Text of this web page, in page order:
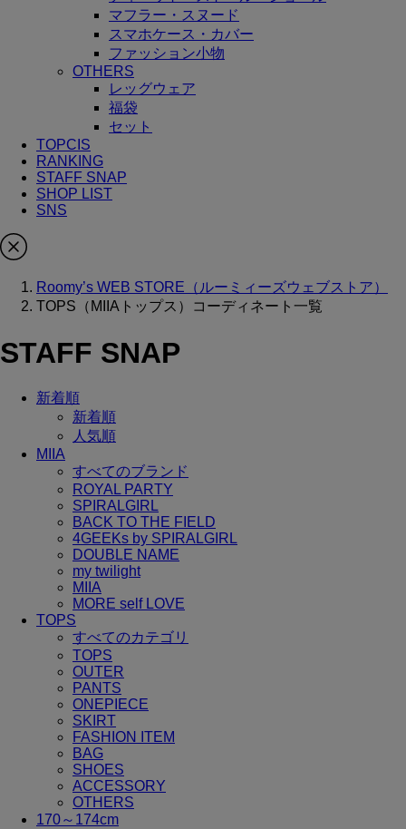
マフラー・スヌード
スマホケース・カバー
ファッション小物
OTHERS
レッグウェア
福袋
セット
TOPCIS
RANKING
STAFF SNAP
SHOP LIST
SNS
Roomy’s WEB STORE（ルーミィーズウェブストア）
TOPS（MIIAトップス）コーディネート一覧
STAFF SNAP
新着順
新着順
人気順
MIIA
すべてのブランド
ROYAL PARTY
SPIRALGIRL
BACK TO THE FIELD
4GEEKs by SPIRALGIRL
DOUBLE NAME
my twilight
MIIA
MORE self LOVE
TOPS
すべてのカテゴリ
TOPS
OUTER
PANTS
ONEPIECE
SKIRT
FASHION ITEM
BAG
SHOES
ACCESSORY
OTHERS
170～174cm